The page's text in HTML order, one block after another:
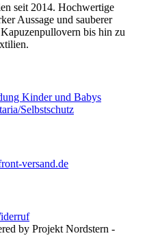
seit 2014. Hochwertige
Aussage und sauberer
bis hin zu
Kinder und Babys
Selbstschutz
versand.de
by Projekt Nordstern -